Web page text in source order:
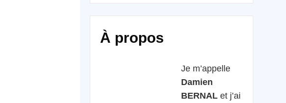
À propos
Je m’appelle
Damien
BERNAL et j’ai